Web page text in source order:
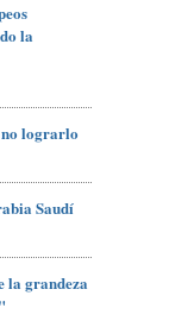
la
lograrlo
Saudí
la grandeza